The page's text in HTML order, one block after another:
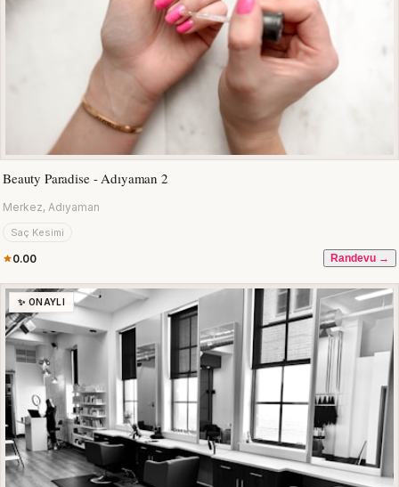
Beauty Paradise - Adıyaman 2
Merkez, Adıyaman
Saç Kesimi
0.00 Randevu →
✨ ONAYLI